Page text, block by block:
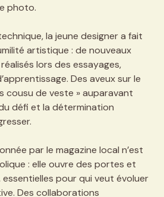
photo.
la jeune designer a fait
artistique : de nouveaux
lors des essayages,
Des aveux sur le
cousu de veste » auparavant
défi et la détermination
par le magazine local n’est
: elle ouvre des portes et
pour qui veut évoluer
Des collaborations